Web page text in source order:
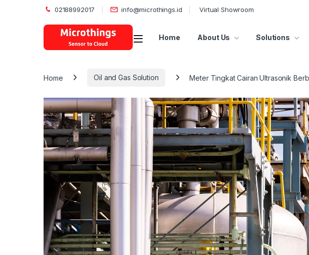
02188992017 info@microthings.id Virtual Showroom
Open Home About Us Solutions
Home Oil and Gas Solution Meter Tingkat Cairan Ultrasonik